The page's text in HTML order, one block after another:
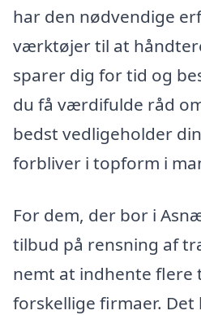
har den nødvendige
værktøjer til at
sparer dig for tid og
du få værdifulde råd
bedst vedligeholder
forbliver i topform i
For dem, der bor i
tilbud på rensning af
nemt at indhente flere
forskellige firmaer.